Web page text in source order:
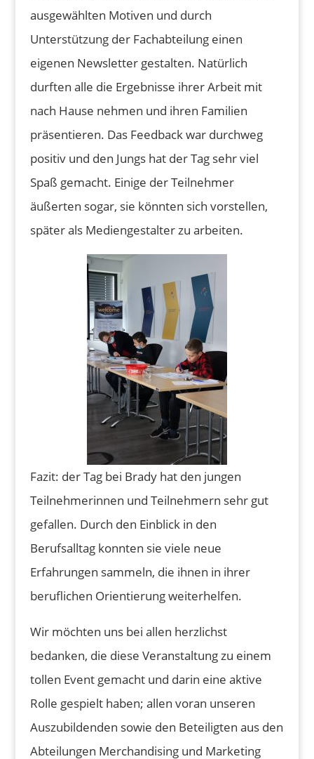
ausgewählten Motiven und durch
Unterstützung der Fachabteilung einen
eigenen Newsletter gestalten. Natürlich
durften alle die Ergebnisse ihrer Arbeit mit
nach Hause nehmen und ihren Familien
präsentieren. Das Feedback war durchweg
positiv und den Jungs hat der Tag sehr viel
Spaß gemacht. Einige der Teilnehmer
äußerten sogar, sie könnten sich vorstellen,
später als Mediengestalter zu arbeiten.
Fazit: der Tag bei Brady hat den jungen
Teilnehmerinnen und Teilnehmern sehr gut
gefallen. Durch den Einblick in den
Berufsalltag konnten sie viele neue
Erfahrungen sammeln, die ihnen in ihrer
beruflichen Orientierung weiterhelfen.
Wir möchten uns bei allen herzlichst
bedanken, die diese Veranstaltung zu einem
tollen Event gemacht und darin eine aktive
Rolle gespielt haben; allen voran unseren
Auszubildenden sowie den Beteiligten aus den
Abteilungen Merchandising und Marketing